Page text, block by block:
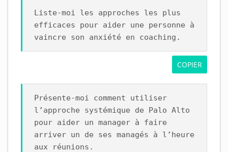
Liste-moi les approches les plus
efficaces pour aider une personne à
vaincre son anxiété en coaching.
COPIER
Présente-moi comment utiliser
l’approche systémique de Palo Alto
pour aider un manager à faire
arriver un de ses managés à l’heure
aux réunions.